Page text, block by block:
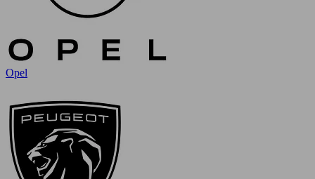
Opel